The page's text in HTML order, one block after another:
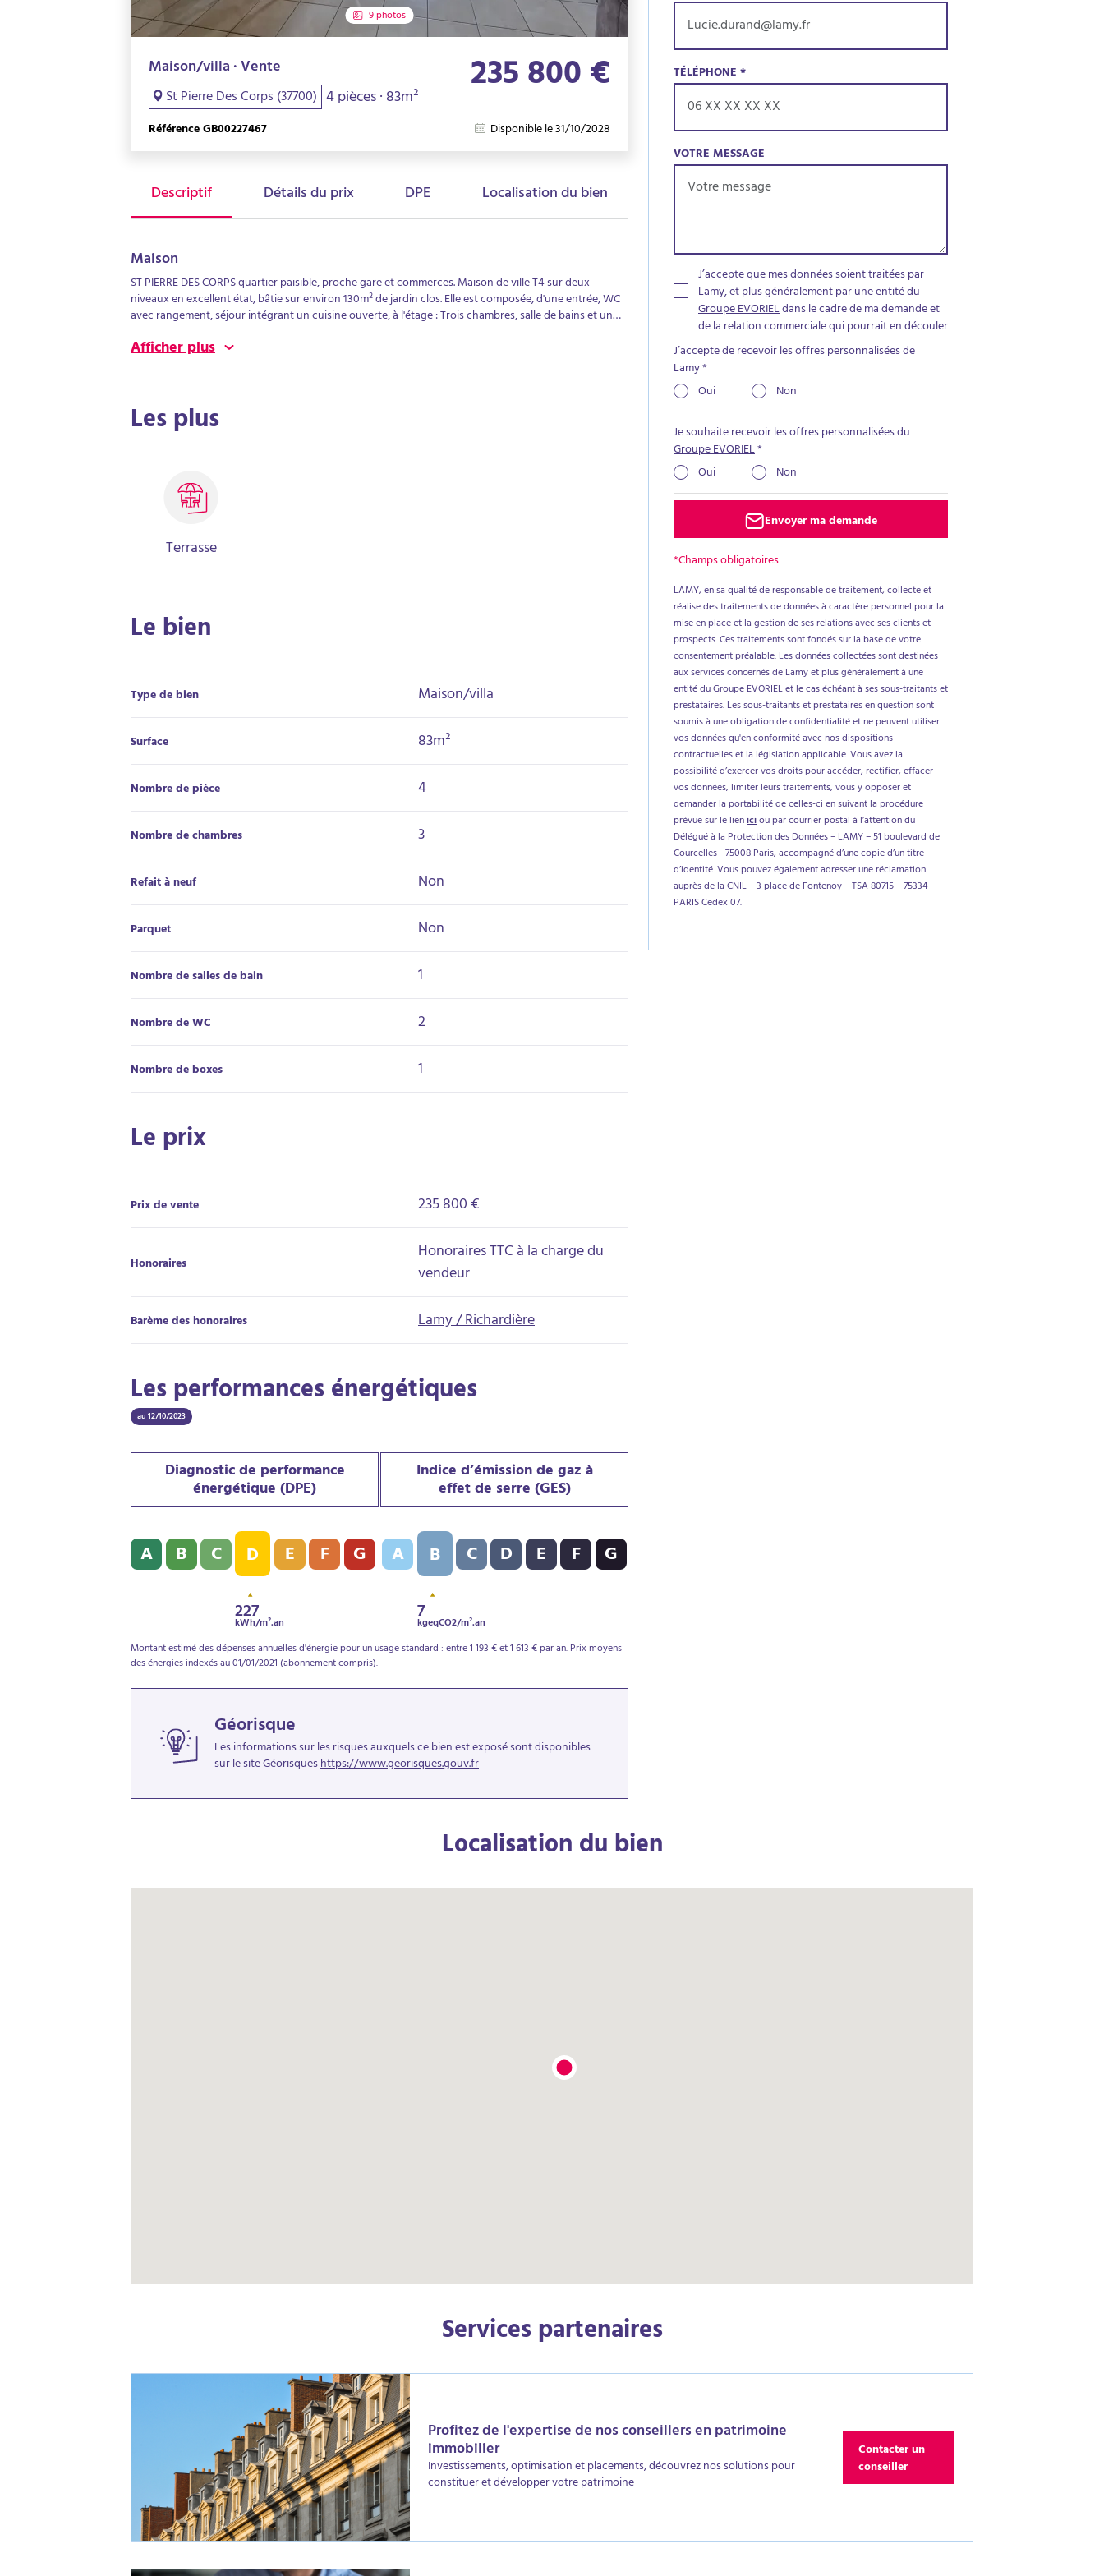
9 photos
Maison/villa · Vente
St Pierre Des Corps (37700) 4 pièces · 83m² 235 800 €
Référence GB00227467 Disponible le 31/10/2028
Descriptif Détails du prix DPE Localisation du bien
Maison
ST PIERRE DES CORPS quartier paisible, proche gare et commerces. Maison de ville T4 sur deux
niveaux en excellent état, bâtie sur environ 130m² de jardin clos. Elle est composée, d'une entrée, WC
avec rangement, séjour intégrant un cuisine ouverte, à l'étage : Trois chambres, salle de bains et un
Vendu occupée- locataire en place jusqu'en oct 2028.
Afficher plus
Les plus
Terrasse
Le bien
Type de bien Maison/villa
Surface 83m²
Nombre de pièce 4
Nombre de chambres 3
Refait à neuf Non
Parquet Non
Nombre de salles de bain 1
Nombre de WC 2
Nombre de boxes 1
Le prix
Prix de vente 235 800 €
Honoraires Honoraires TTC à la charge du
vendeur
Barème des honoraires Lamy / Richardière
Les performances énergétiques
au 12/10/2023
Diagnostic de performance
énergétique (DPE)
Diagnostic de performance énergétique (DPE) : D - 227 kWh/m².an
A B C D
227
kWh/m².an
E F G
Indice d’émission de gaz à
effet de serre (GES)
Indice d’émission de gaz à effet de serre (GES) : B - 7 kgeqCO2/m².an
A B
7
kgeqCO2/m².an
C D E F G
Montant estimé des dépenses annuelles d'énergie pour un usage standard : entre 1 193 € et 1 613 € par an. Prix moyens
des énergies indexés au 01/01/2021 (abonnement compris).
Géorisque
Les informations sur les risques auxquels ce bien est exposé sont disponibles
sur le site Géorisqueshttps://www.georisques.gouv.fr
TÉLÉPHONE*
VOTRE MESSAGE
J’accepte que mes données soient traitées par
Lamy, et plus généralement par une entité du
Groupe EVORIELdans le cadre de ma demande et
de la relation commerciale qui pourrait en découler
J’accepte de recevoir les offres personnalisées de
Lamy*
Oui
Non
Je souhaite recevoir les offres personnalisées du
Groupe EVORIEL*
Oui
Non
Envoyer ma demande
*Champs obligatoires
LAMY, en sa qualité de responsable de traitement, collecte et
réalise des traitements de données à caractère personnel pour la
mise en place et la gestion de ses relations avec ses clients et
prospects. Ces traitements sont fondés sur la base de votre
consentement préalable. Les données collectées sont destinées
aux services concernés de Lamy et plus généralement à une
entité du Groupe EVORIEL et le cas échéant à ses sous-traitants et
prestataires. Les sous-traitants et prestataires en question sont
soumis à une obligation de confidentialité et ne peuvent utiliser
vos données qu'en conformité avec nos dispositions
contractuelles et la législation applicable. Vous avez la
possibilité d’exercer vos droits pour accéder, rectifier, effacer
vos données, limiter leurs traitements, vous y opposer et
demander la portabilité de celles-ci en suivant la procédure
prévue sur le lieniciou par courrier postal à l’attention du
Délégué à la Protection des Données – LAMY – 51 boulevard de
Courcelles - 75008 Paris, accompagné d’une copie d’un titre
d’identité. Vous pouvez également adresser une réclamation
auprès de la CNIL – 3 place de Fontenoy – TSA 80715 – 75334
PARIS Cedex 07.
Localisation du bien
Services partenaires
Profitez de l'expertise de nos conseillers en patrimoine
immobilier
Investissements, optimisation et placements, découvrez nos solutions pour
constituer et développer votre patrimoine
Contacter un
conseiller